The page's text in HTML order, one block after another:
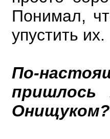
Понимал,
упустить их.
По-
Онищуком?